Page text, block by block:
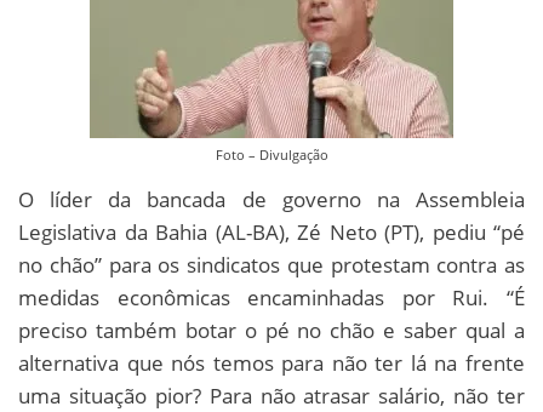
Foto – Divulgação
O líder da bancada de governo na Assembleia
Legislativa da Bahia (AL-BA), Zé Neto (PT), pediu “pé
no chão” para os sindicatos que protestam contra as
medidas econômicas encaminhadas por Rui. “É
preciso também botar o pé no chão e saber qual a
alternativa que nós temos para não ter lá na frente
uma situação pior? Para não atrasar salário, não ter